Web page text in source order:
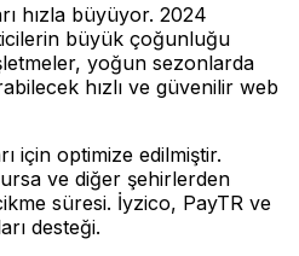
hızla büyüyor. 2024
büyük çoğunluğu
yoğun sezonlarda
hızlı ve güvenilir web
için optimize edilmiştir.
ve diğer şehirlerden
süresi. İyzico, PayTR ve
desteği.